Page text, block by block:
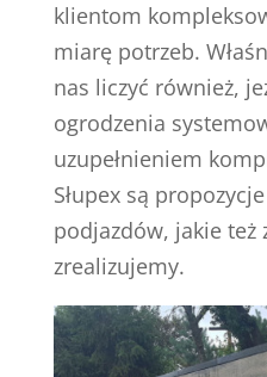
klientom
miarę potrzeb.
nas liczyć również,
ogrodzenia
uzupełnieniem
Słupex są
podjazdów, jakie też
zrealizujemy.